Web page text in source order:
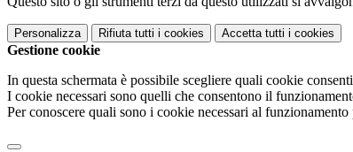
Personalizza Rifiuta tutti i cookies Accetta tutti i cookies
Gestione cookie
In questa schermata è possibile scegliere quali cookie
I cookie necessari sono quelli che consentono il
Per conoscere quali sono i cookie necessari al funzionamento